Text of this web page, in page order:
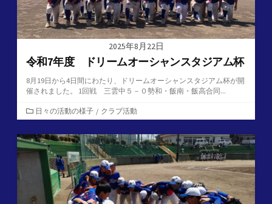
2025年8月22日
令和7年度 ドリームオーシャンスタジアム杯
8月19日から4日間にわたり、ドリームオーシャンスタジアム杯が開
催されました。 1回戦 三雲中５－０勢和・飯南・飯高合同...
カ
テ
ゴ
リ
ー
日々の活動の様子 / クラブ活動